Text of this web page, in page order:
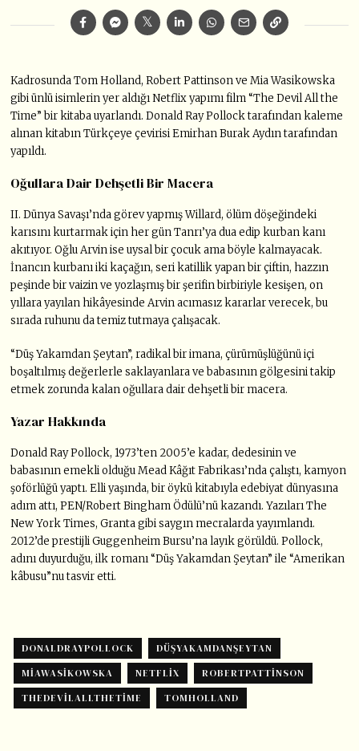
Kadrosunda Tom Holland, Robert Pattinson ve Mia Wasikowska
gibi ünlü isimlerin yer aldığı Netflix yapımı film “The Devil All the
Time” bir kitaba uyarlandı. Donald Ray Pollock tarafından kaleme
alınan kitabın Türkçeye çevirisi Emirhan Burak Aydın tarafından
yapıldı.
Oğullara Dair Dehşetli Bir Macera
II. Dünya Savaşı’nda görev yapmış Willard, ölüm döşeğindeki
karısını kurtarmak için her gün Tanrı’ya dua edip kurban kanı
akıtıyor. Oğlu Arvin ise uysal bir çocuk ama böyle kalmayacak.
İnancın kurbanı iki kaçağın, seri katillik yapan bir çiftin, hazzın
peşinde bir vaizin ve yozlaşmış bir şerifin birbiriyle kesişen, on
yıllara yayılan hikâyesinde Arvin acımasız kararlar verecek, bu
sırada ruhunu da temiz tutmaya çalışacak.
“Düş Yakamdan Şeytan”, radikal bir imana, çürümüşlüğünü içi
boşaltılmış değerlerle saklayanlara ve babasının gölgesini takip
etmek zorunda kalan oğullara dair dehşetli bir macera.
Yazar Hakkında
Donald Ray Pollock, 1973’ten 2005’e kadar, dedesinin ve
babasının emekli olduğu Mead Kâğıt Fabrikası’nda çalıştı, kamyon
şoförlüğü yaptı. Elli yaşında, bir öykü kitabıyla edebiyat dünyasına
adım attı, PEN/Robert Bingham Ödülü’nü kazandı. Yazıları The
New York Times, Granta gibi saygın mecralarda yayımlandı.
2012’de prestijli Guggenheim Bursu’na layık görüldü. Pollock,
adını duyurduğu, ilk romanı “Düş Yakamdan Şeytan” ile “Amerikan
kâbusu”nu tasvir etti.
DONALDRAYPOLLOCK
DÜŞYAKAMDANŞEYTAN
MIAWASIKOWSKA
NETFLIX
ROBERTPATTINSON
THEDEVILALLTHETIME
TOMHOLLAND